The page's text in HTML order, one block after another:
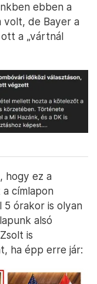
ebben a
volt, de Bayer a
a „vártnál
hogy ez a
címlapon
5 órakor is olyan
alsó
is
ha épp erre jár: